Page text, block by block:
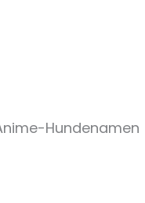
Hundenamen